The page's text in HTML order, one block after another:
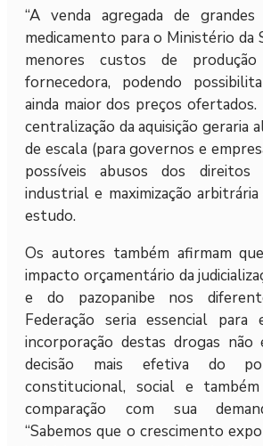
“A venda agregada de grandes
medicamento para o Ministério da
menores custos de
fornecedora, podendo
ainda maior dos preços ofertados.
centralização da aquisição geraria
de escala (para governos e
possíveis abusos dos direitos
industrial e maximização
estudo.
Os autores também afirmam
impacto orçamentário da
e do pazopanibe nos
Federação seria essencial para
incorporação destas drogas
decisão mais efetiva do
constitucional, social e
comparação com sua
“Sabemos que o crescimento